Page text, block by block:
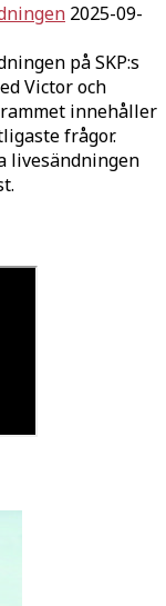
2025-09-
på SKP:s
Victor och
innehåller
frågor.
livesändningen